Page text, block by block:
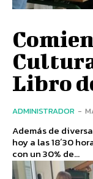
Libro
ADMINISTRADOR -
Además de
hoy a las 18´30
con un 30% de...